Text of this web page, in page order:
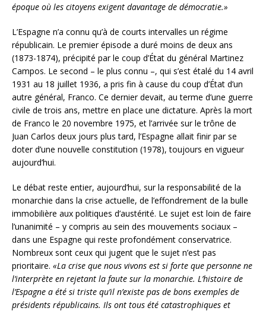
époque où les citoyens exigent davantage de démocratie.»
L’Espagne n’a connu qu’à de courts intervalles un régime
républicain. Le premier épisode a duré moins de deux ans
(1873-1874), précipité par le coup d’État du général Martinez
Campos. Le second – le plus connu –, qui s’est étalé du 14 avril
1931 au 18 juillet 1936, a pris fin à cause du coup d’État d’un
autre général, Franco. Ce dernier devait, au terme d’une guerre
civile de trois ans, mettre en place une dictature. Après la mort
de Franco le 20 novembre 1975, et l’arrivée sur le trône de
Juan Carlos deux jours plus tard, l’Espagne allait finir par se
doter d’une nouvelle constitution (1978), toujours en vigueur
aujourd’hui.
Le débat reste entier, aujourd’hui, sur la responsabilité de la
monarchie dans la crise actuelle, de l’effondrement de la bulle
immobilière aux politiques d’austérité. Le sujet est loin de faire
l’unanimité – y compris au sein des mouvements sociaux –
dans une Espagne qui reste profondément conservatrice.
Nombreux sont ceux qui jugent que le sujet n’est pas
prioritaire. «La crise que nous vivons est si forte que personne ne
l’interprète en rejetant la faute sur la monarchie. L’histoire de
l’Espagne a été si triste qu’il n’existe pas de bons exemples de
présidents républicains. Ils ont tous été catastrophiques et